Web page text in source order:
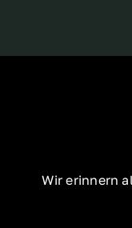
Wir erinnern